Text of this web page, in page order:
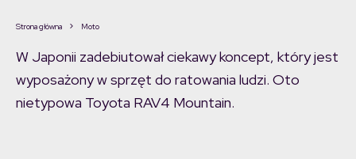
Strona główna Moto
W Japonii zadebiutował ciekawy koncept, który jest
wyposażony w sprzęt do ratowania ludzi. Oto
nietypowa Toyota RAV4 Mountain.